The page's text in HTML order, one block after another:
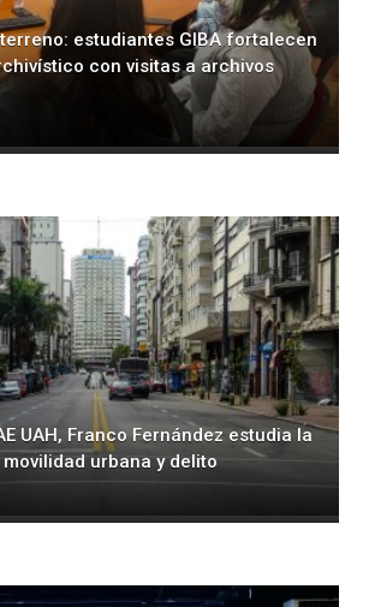
estudiantes GIBA fortalecen
con visitas a archivos
UAH, Franco Fernández estudia la
urbana y delito